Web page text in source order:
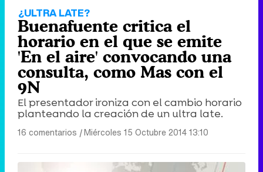
¿ULTRA LATE?
Buenafuente critica el
horario en el que se emite
'En el aire' convocando una
consulta, como Mas con el
9N
El presentador ironiza con el cambio horario
planteando la creación de un ultra late.
16 comentarios |Miércoles 15 Octubre 2014 13:10